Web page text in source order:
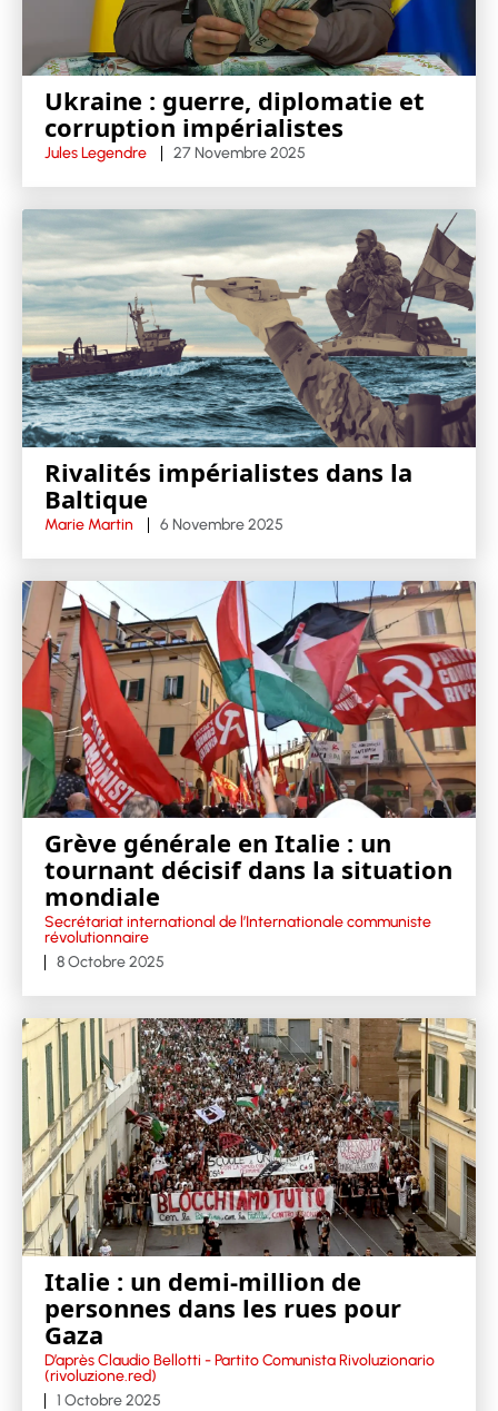
Ukraine : guerre, diplomatie et
corruption impérialistes
Jules Legendre 27 Novembre 2025
Rivalités impérialistes dans la
Baltique
Marie Martin 6 Novembre 2025
Grève générale en Italie : un
tournant décisif dans la situation
mondiale
Secrétariat international de l’Internationale communiste
révolutionnaire
8 Octobre 2025
Italie : un demi-million de
personnes dans les rues pour
Gaza
D’après Claudio Bellotti - Partito Comunista Rivoluzionario
(rivoluzione.red)
1 Octobre 2025